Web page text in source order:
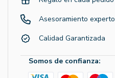
Asesoramiento experto
Calidad Garantizada
Somos de confianza: